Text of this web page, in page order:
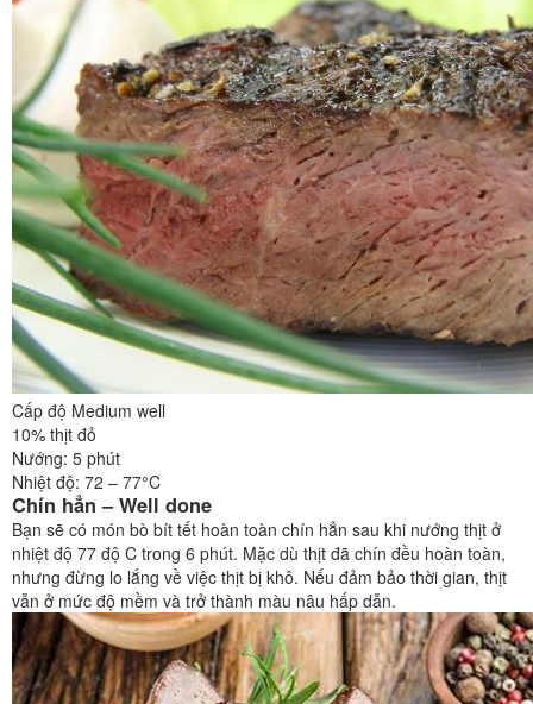
Cấp độ Medium well
10% thịt đỏ
Nướng: 5 phút
Nhiệt độ: 72 – 77°C
Chín hẳn – Well done
Bạn sẽ có món bò bít tết hoàn toàn chín hẳn sau khi nướng thịt ở
nhiệt độ 77 độ C trong 6 phút. Mặc dù thịt đã chín đều hoàn toàn,
nhưng đừng lo lắng về việc thịt bị khô. Nếu đảm bảo thời gian, thịt
vẫn ở mức độ mềm và trở thành màu nâu hấp dẫn.